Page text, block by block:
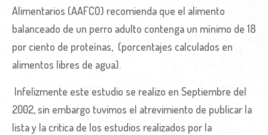
Alimentarios (AAFCO) recomienda que el alimento
balanceado de un perro adulto contenga un mínimo de 18
por ciento de proteínas, (porcentajes calculados en
alimentos libres de agua).
Infelizmente este estudio se realizo en Septiembre del
2002, sin embargo tuvimos el atrevimiento de publicar la
lista y la critica de los estudios realizados por la